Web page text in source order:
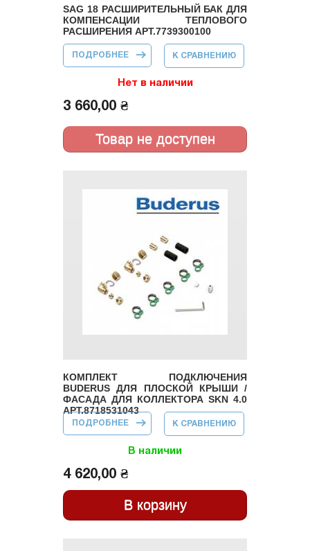
SAG 18 РАСШИРИТЕЛЬНЫЙ БАК ДЛЯ
КОМПЕНСАЦИИ ТЕПЛОВОГО
РАСШИРЕНИЯ АРТ.7739300100
3 660,00 ₴
К СРАВНЕНИЮ
Нет в наличии
ПОДРОБНЕЕ О SAG 18
РАСШИРИТЕЛЬНЫЙ
КОМПЕНСАЦИИ
ТЕПЛОВОГО
КОМПЛЕКТ ПОДКЛЮЧЕНИЯ
BUDERUS ДЛЯ ПЛОСКОЙ КРЫШИ /
ФАСАДА ДЛЯ КОЛЛЕКТОРА SKN 4.0
АРТ.8718531043
4 620,00 ₴
К СРАВНЕНИЮ
В наличии
ПОДРОБНЕЕ О КОМПЛЕКТ
ПОДКЛЮЧЕНИЯ
ПЛОСКОЙ
КРЫШИ /
АРТ.8718531043